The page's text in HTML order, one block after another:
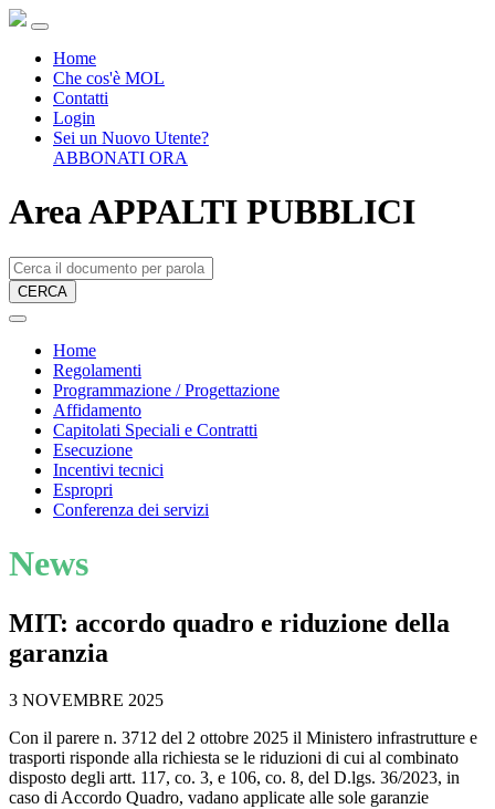
Home
Che cos'è MOL
Contatti
Login
Sei un Nuovo Utente?
ABBONATI ORA
Area APPALTI PUBBLICI
CERCA
Home
Regolamenti
Programmazione / Progettazione
Affidamento
Capitolati Speciali e Contratti
Esecuzione
Incentivi tecnici
Espropri
Conferenza dei servizi
News
MIT: accordo quadro e riduzione della
garanzia
3 NOVEMBRE 2025
Con il parere n. 3712 del 2 ottobre 2025 il Ministero infrastrutture e
trasporti risponde alla richiesta se le riduzioni di cui al combinato
disposto degli artt. 117, co. 3, e 106, co. 8, del D.lgs. 36/2023, in
caso di Accordo Quadro, vadano applicate alle sole garanzie